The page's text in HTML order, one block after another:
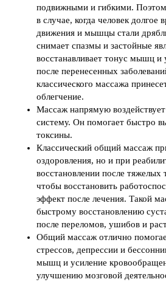
подвижными и гибкими.
в случае, когда человек долгое
движения и мышцы стали
снимает спазмы и застойные
восстанавливает тонус мышц и
после перенесенных
классического массажа
облегчение.
Массаж напрямую
систему. Он помогает быстро
токсины.
Классический общий массаж
оздоровления, но и при
восстановлении после тяжелых
чтобы восстановить
эффект после лечения. Такой
быстрому восстановлению
после переломов, ушибов и
Общий массаж отлично
стрессов, депрессии и
мышц и усиление
улучшению мозговой